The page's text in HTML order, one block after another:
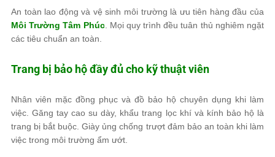
An toàn lao động và vệ sinh môi trường là ưu tiên hàng đầu của
Môi Trường Tâm Phúc. Mọi quy trình đều tuân thủ nghiêm ngặt
các tiêu chuẩn an toàn.
Trang bị bảo hộ đầy đủ cho kỹ thuật viên
Nhân viên mặc đồng phục và đồ bảo hộ chuyên dụng khi làm
việc. Găng tay cao su dày, khẩu trang lọc khí và kính bảo hộ là
trang bị bắt buộc. Giày ủng chống trượt đảm bảo an toàn khi làm
việc trong môi trường ẩm ướt.